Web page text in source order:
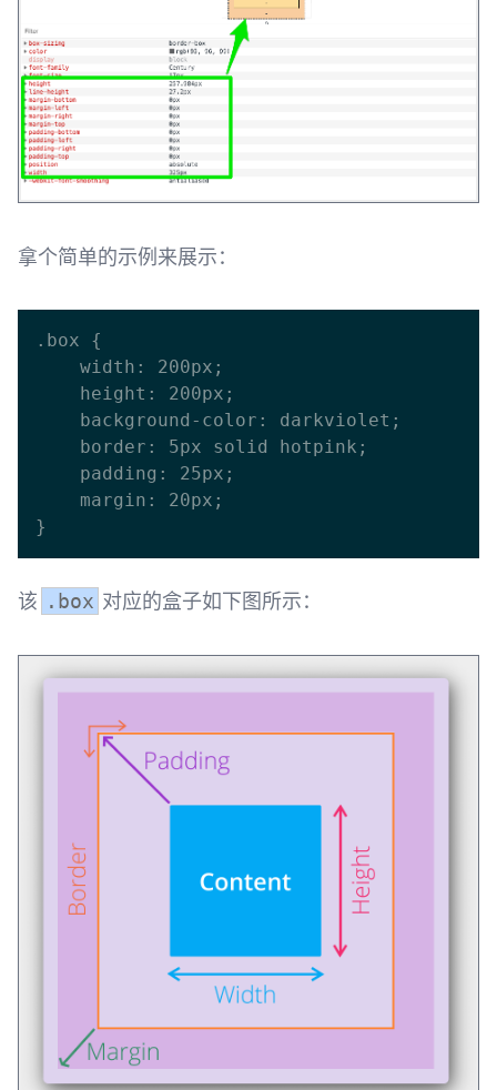
拿个简单的示例来展示：
.box {
该 .box 对应的盒子如下图所示：